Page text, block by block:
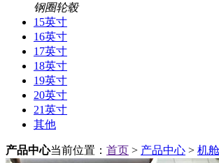
钢圈轮毂
15英寸
16英寸
17英寸
18英寸
19英寸
20英寸
21英寸
其他
产品中心当前位置： 首页 > 产品中心 > 机